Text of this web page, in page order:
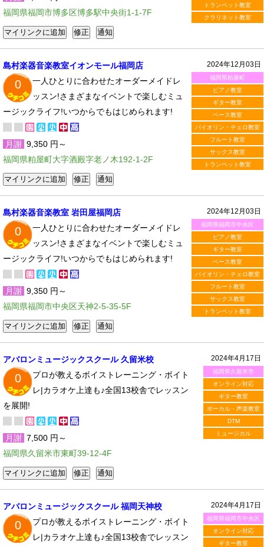
トランペット教室
クラリネット教室
福岡県福岡市博多区博多駅中央街1-1-7F
2024年12月03日
福岡県粕屋町
ピアノ教室
ギター教室
ベース教室
バイオリン・チェロ教室
フルート教室
サックス教室
トランペット教室
島村楽器音楽教室イオンモール福岡店
0
一人ひとりに合わせたオーダーメイドレ
ッスン!さまざまなイベントで楽しむミュ
ージックライフ!いつからでもはじめられます!
月謝 9,350 円～
福岡県粕屋町大字酒殿字老ノ木192-1-2F
2024年12月03日
福岡県福岡市中央区
ピアノ教室
ギター教室
ベース教室
バイオリン・チェロ教室
フルート教室
サックス教室
トランペット教室
島村楽器音楽教室 岩田屋福岡店
0
一人ひとりに合わせたオーダーメイドレ
ッスン!さまざまなイベントで楽しむミュ
ージックライフ!いつからでもはじめられます!
月謝 9,350 円～
福岡県福岡市中央区天神2-5-35-5F
2024年4月17日
福岡県久留米市
オンライン対応
ギター教室
ボーカル・声楽教室
DTM
ミュージカル
アバロンミュージックスクール 久留米校
0
プロが教えるボイストレーニング・ボイト
レ|カラオケ上達も♪全国13校舎でレッスン
を展開!
月謝 7,500 円～
福岡県久留米市東町39-12-4F
2024年4月17日
福岡県福岡市中央区
オンライン対応
ギター教室
アバロンミュージックスクール 福岡天神校
0
プロが教えるボイストレーニング・ボイト
レ|カラオケ上達も♪全国13校舎でレッスン